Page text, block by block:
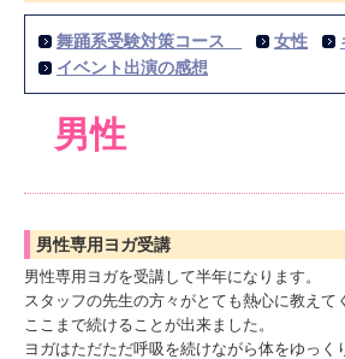
舞踊系受験対策コース 女性
イベント出演の感想
男性
男性専用ヨガ受講
男性専用ヨガを受講して半年になります。
スタッフの先生の方々がとても熱心に教えて
ここまで続けることが出来ました。
ヨガはただただ呼吸を続けながら体をゆっく